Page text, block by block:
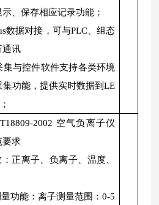
、保存相应记录功能；
数据对接，可与PLC、组态
通讯
集与控件软件支持各类环境
集功能，提供实时数据到LE
2002 空气负离子仪
要求
正离子、负离子、温度、
功能：离子测量范围：0-5